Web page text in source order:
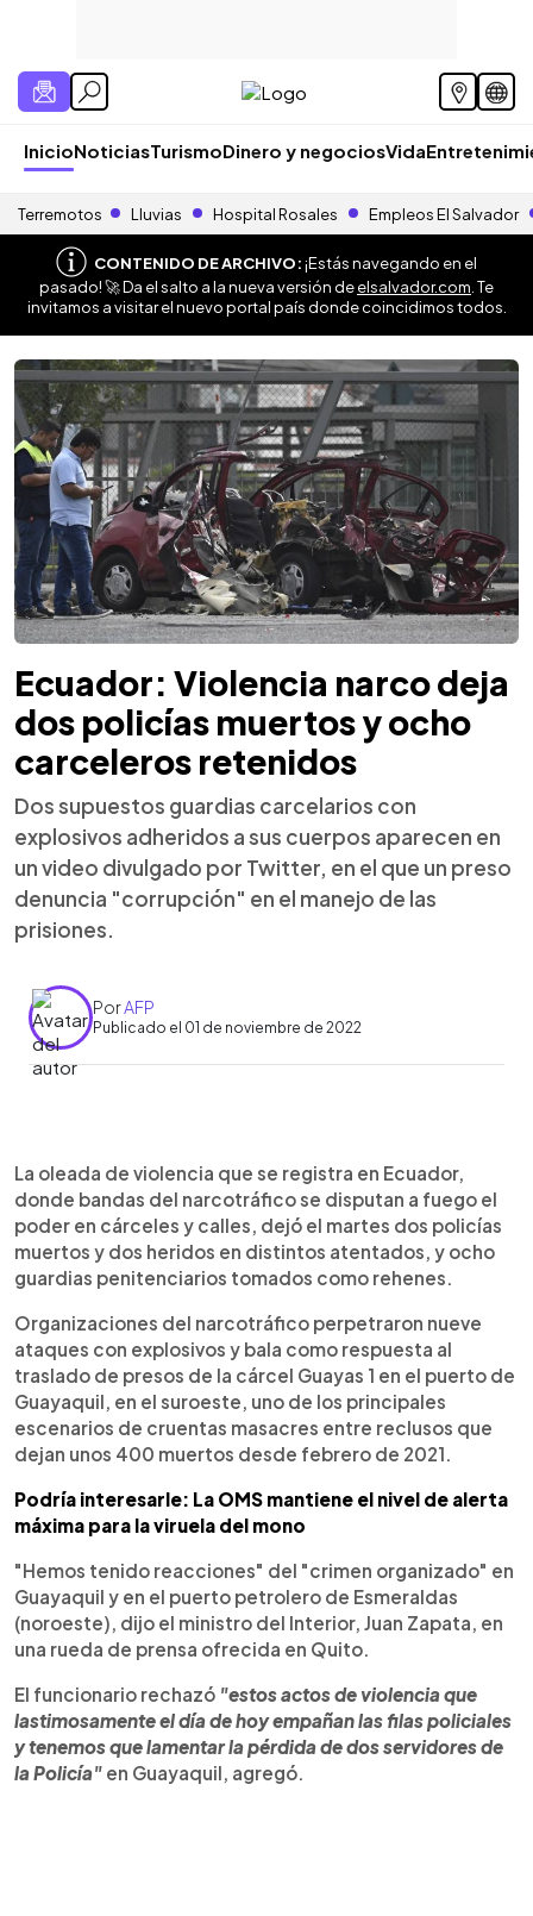
InicioNoticiasTurismoDinero y negociosVida
Terremotos Lluvias Hospital Rosales Empleos El Salvador
CONTENIDO DE ARCHIVO:¡Estás navegando en el
pasado! 🚀 Da el salto a la nueva versión deelsalvador.com . Te
invitamos a visitar el nuevo portal país donde coincidimos todos.
Ecuador: Violencia narco deja
dos policías muertos y ocho
carceleros retenidos
Dos supuestos guardias carcelarios con
explosivos adheridos a sus cuerpos aparecen en
un video divulgado por Twitter, en el que un preso
denuncia "corrupción" en el manejo de las
prisiones.
PorAFP
Publicado el 01 de noviembre de 2022
► Escuchar artículo
La oleada de violencia que se registra en Ecuador,
donde bandas del narcotráfico se disputan a fuego el
poder en cárceles y calles, dejó el martes dos policías
muertos y dos heridos en distintos atentados, y ocho
guardias penitenciarios tomados como rehenes.
Organizaciones del narcotráfico perpetraron nueve
ataques con explosivos y bala como respuesta al
traslado de presos de la cárcel Guayas 1 en el puerto de
Guayaquil, en el suroeste, uno de los principales
escenarios de cruentas masacres entre reclusos que
dejan unos 400 muertos desde febrero de 2021.
Podría interesarle: La OMS mantiene el nivel de alerta
máxima para la viruela del mono
"Hemos tenido reacciones" del "crimen organizado" en
Guayaquil y en el puerto petrolero de Esmeraldas
(noroeste), dijo el ministro del Interior, Juan Zapata, en
una rueda de prensa ofrecida en Quito.
El funcionario rechazó "estos actos de violencia que
lastimosamente el día de hoy empañan las filas policiales
y tenemos que lamentar la pérdida de dos servidores de
la Policía" en Guayaquil, agregó.